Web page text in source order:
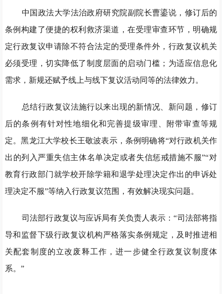
中国政法大学法治政府研究院副院长曹鎏说，修订后的
条例构建了便捷的权利救济渠道，在受理审查环节，明确规
定行政复议申请除不符合法定的受理条件外，行政复议机关
必须受理，切实降低了制度层面的启动门槛；为适应信息化
需求，新规还赋予线上与线下复议活动同等的法律效力。
总结行政复议法施行以来出现的新情况、新问题，修订
后的条例有针对性地细化和完善提级审理、附带审查等规
定。黑龙江大学校长王敬波表示，条例明确将“对行政机关作
出的列入严重失信主体名单决定或者失信惩戒措施不服”“对
教育行政部门就学校开除学籍和退学处理决定作出的申诉处
理决定不服”等纳入行政复议范围，有效解决现实问题。
司法部行政复议与应诉局有关负责人表示：“司法部将指
导和监督下级行政复议机构严格落实条例规定，及时推进相
关配套制度的立改废释工作，进一步健全行政复议制度体
系。”